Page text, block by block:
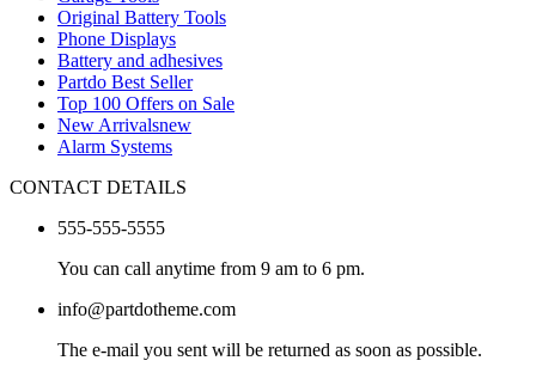
Original Battery Tools
Phone Displays
Battery and adhesives
Partdo Best Seller
Top 100 Offers on Sale
New Arrivalsnew
Alarm Systems
CONTACT DETAILS
555-555-5555
You can call anytime from 9 am to 6 pm.
info@partdotheme.com
The e-mail you sent will be returned as soon as possible.